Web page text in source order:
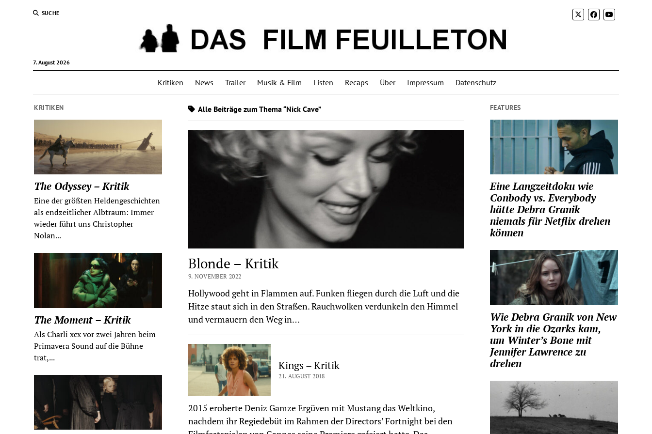
SUCHE
7. August 2026
Kritiken News Trailer Musik & Film Listen Recaps Über Impressum Datenschutz
KRITIKEN
The Odyssey – Kritik
Eine der größten Heldengeschichten
als endzeitlicher Albtraum: Immer
wieder führt uns Christopher
Nolan...
The Moment – Kritik
Als Charli xcx vor zwei Jahren beim
Primavera Sound auf die Bühne
trat,...
Alle Beiträge zum Thema “Nick Cave”
Blonde – Kritik
9. NOVEMBER 2022
Hollywood geht in Flammen auf. Funken fliegen durch die Luft und die
Hitze staut sich in den Straßen. Rauchwolken verdunkeln den Himmel
und vermauern den Weg in…
Kings – Kritik
21. AUGUST 2018
2015 eroberte Deniz Gamze Ergüven mit Mustang das Weltkino,
nachdem ihr Regiedebüt im Rahmen der Directors’ Fortnight bei den
FEATURES
Eine Langzeitdoku wie
Conbody vs. Everybody
hätte Debra Granik
niemals für Netflix drehen
können
Wie Debra Granik von New
York in die Ozarks kam,
um Winter’s Bone mit
Jennifer Lawrence zu
drehen